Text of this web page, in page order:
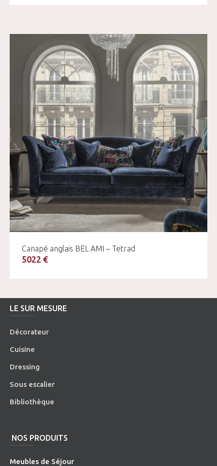
Canapé anglais BEL AMI – Tetrad
5022 €
LE SUR MESURE
Décorateur
Cuisine
Dressing
Sous escalier
Bibliothèque
NOS PRODUITS
Meubles de Séjour